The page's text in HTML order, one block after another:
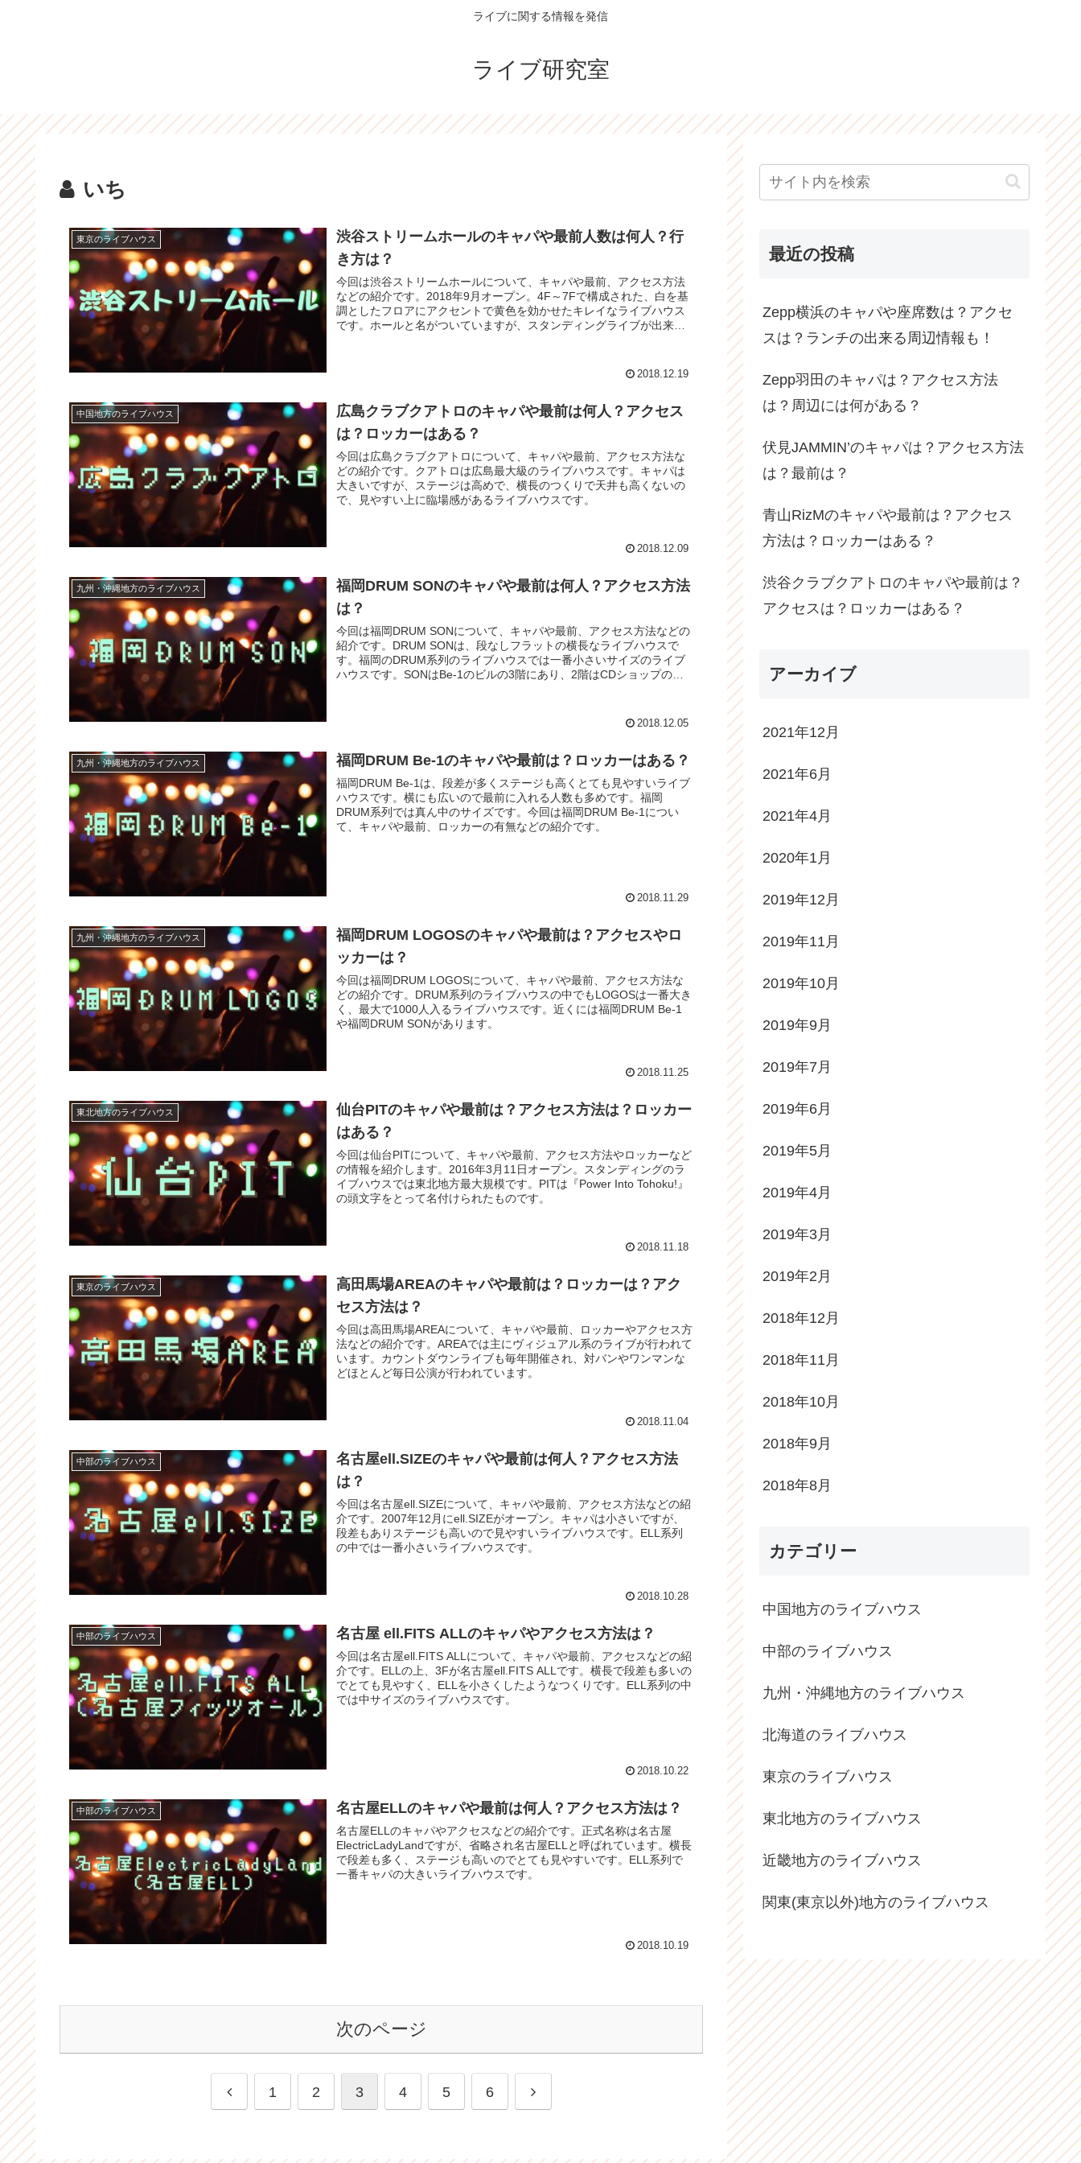
ライブに関する情報を発信
ライブ研究室
いち
東京のライブハウス
渋谷ストリームホールのキャパや最前人数は何人？行
き方は？
今回は渋谷ストリームホールについて、キャパや最前、アクセス方法
などの紹介です。2018年9月オープン。4F～7Fで構成された、白を基
調としたフロアにアクセントで黄色を効かせたキレイなライブハウス
です。ホールと名がついていますが、スタンディングライブが出来る
2018.12.19
中国地方のライブハウス
広島クラブクアトロのキャパや最前は何人？アクセス
は？ロッカーはある？
今回は広島クラブクアトロについて、キャパや最前、アクセス方法な
どの紹介です。クアトロは広島最大級のライブハウスです。キャパは
大きいですが、ステージは高めで、横長のつくりで天井も高くないの
で、見やすい上に臨場感があるライブハウスです。
2018.12.09
九州・沖縄地方のライブハウス
福岡DRUM SONのキャパや最前は何人？アクセス方法
は？
今回は福岡DRUM SONについて、キャパや最前、アクセス方法などの
紹介です。DRUM SONは、段なしフラットの横長なライブハウスで
す。福岡のDRUM系列のライブハウスでは一番小さいサイズのライブ
ハウスです。SONはBe-1のビルの3階にあり、2階はCDショップのス
2018.12.05
九州・沖縄地方のライブハウス 福岡DRUM Be-1のキャパや最前は？ロッカーはある？
福岡DRUM Be-1は、段差が多くステージも高くとても見やすいライブ
ハウスです。横にも広いので最前に入れる人数も多めです。福岡
DRUM系列では真ん中のサイズです。今回は福岡DRUM Be-1につい
て、キャパや最前、ロッカーの有無などの紹介です。
2018.11.29
九州・沖縄地方のライブハウス
福岡DRUM LOGOSのキャパや最前は？アクセスやロ
ッカーは？
今回は福岡DRUM LOGOSについて、キャパや最前、アクセス方法な
どの紹介です。DRUM系列のライブハウスの中でもLOGOSは一番大き
く、最大で1000人入るライブハウスです。近くには福岡DRUM Be-1
や福岡DRUM SONがあります。
2018.11.25
東北地方のライブハウス
仙台PITのキャパや最前は？アクセス方法は？ロッカー
はある？
今回は仙台PITについて、キャパや最前、アクセス方法やロッカーなど
の情報を紹介します。2016年3月11日オープン。スタンディングのラ
イブハウスでは東北地方最大規模です。PITは『Power Into Tohoku!』
の頭文字をとって名付けられたものです。
2018.11.18
東京のライブハウス
高田馬場AREAのキャパや最前は？ロッカーは？アク
セス方法は？
今回は高田馬場AREAについて、キャパや最前、ロッカーやアクセス方
法などの紹介です。AREAでは主にヴィジュアル系のライブが行われて
います。カウントダウンライブも毎年開催され、対バンやワンマンな
どほとんど毎日公演が行われています。
2018.11.04
中部のライブハウス
名古屋ell.SIZEのキャパや最前は何人？アクセス方法
は？
今回は名古屋ell.SIZEについて、キャパや最前、アクセス方法などの紹
介です。2007年12月にell.SIZEがオープン。キャパは小さいですが、
段差もありステージも高いので見やすいライブハウスです。ELL系列
の中では一番小さいライブハウスです。
2018.10.28
中部のライブハウス 名古屋 ell.FITS ALLのキャパやアクセス方法は？
今回は名古屋ell.FITS ALLについて、キャパや最前、アクセスなどの紹
介です。ELLの上、3Fが名古屋ell.FITS ALLです。横長で段差も多いの
でとても見やすく、ELLを小さくしたようなつくりです。ELL系列の中
では中サイズのライブハウスです。
2018.10.22
中部のライブハウス 名古屋ELLのキャパや最前は何人？アクセス方法は？
名古屋ELLのキャパやアクセスなどの紹介です。正式名称は名古屋
ElectricLadyLandですが、省略され名古屋ELLと呼ばれています。横長
で段差も多く、ステージも高いのでとても見やすいです。ELL系列で
一番キャパの大きいライブハウスです。
2018.10.19
次のページ
前 1 2 3 4 5 6 次
最近の投稿
Zepp横浜のキャパや座席数は？アクセ
スは？ランチの出来る周辺情報も！
Zepp羽田のキャパは？アクセス方法
は？周辺には何がある？
伏見JAMMIN’のキャパは？アクセス方法
は？最前は？
青山RizMのキャパや最前は？アクセス
方法は？ロッカーはある？
渋谷クラブクアトロのキャパや最前は？
アクセスは？ロッカーはある？
アーカイブ
2021年12月
2021年6月
2021年4月
2020年1月
2019年12月
2019年11月
2019年10月
2019年9月
2019年7月
2019年6月
2019年5月
2019年4月
2019年3月
2019年2月
2018年12月
2018年11月
2018年10月
2018年9月
2018年8月
カテゴリー
中国地方のライブハウス
中部のライブハウス
九州・沖縄地方のライブハウス
北海道のライブハウス
東京のライブハウス
東北地方のライブハウス
近畿地方のライブハウス
関東(東京以外)地方のライブハウス